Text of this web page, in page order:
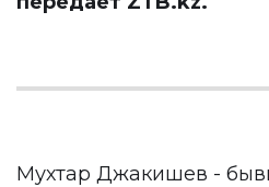
Мухтар Джакишев -